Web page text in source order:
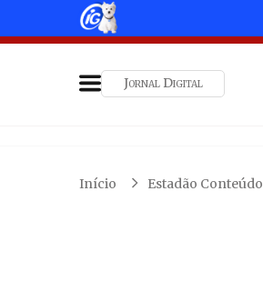
Jornal Digital
Início Estadão Conteúdo